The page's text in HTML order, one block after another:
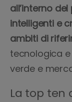
all’interno
intelligenti e
ambiti di
tecnologica
verde e
La top ten